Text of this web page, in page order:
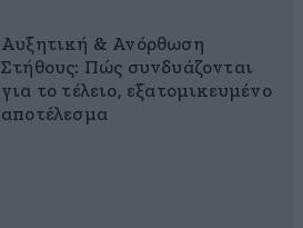
Αυξητική & Ανόρθωση
Στήθους: Πώς συνδυάζονται
για το τέλειο, εξατομικευμένο
αποτέλεσμα